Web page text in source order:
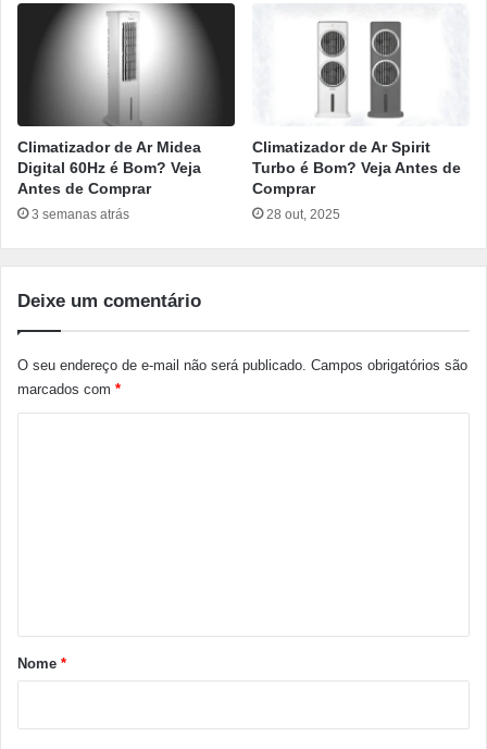
Climatizador de Ar Midea
Digital 60Hz é Bom? Veja
Antes de Comprar
3 semanas atrás
Climatizador de Ar Spirit
Turbo é Bom? Veja Antes de
Comprar
28 out, 2025
Deixe um comentário
O seu endereço de e-mail não será publicado. Campos obrigatórios são
marcados com *
rNome *